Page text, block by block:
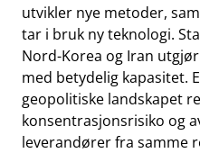
utvikler nye metoder,
tar i bruk ny teknologi.
Nord-Korea og Iran
med betydelig kapasitet.
geopolitiske landskapet
konsentrasjonsrisiko og
leverandører fra samme